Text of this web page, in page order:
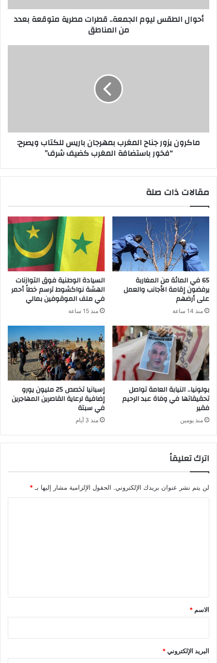
ر
أحوال الطقس ليوم الجمعة.. قطرات مطرية متوقعة بعدد
من المناطق
ماكرون يزور جناح المغرب بمهرجان باريس للكتاب ويصرح:
“فخور باستضافة المغرب كضيف شرف”
مقالات ذات صلة
65 في المائة من المغاربة
يرفضون إقامة الأجانب والعمل
على أرضهم
منذ 14 ساعة
السيادة الوطنية فوق التوازنات
الهشة نواكشوط ترسم خطاً أحمر
في ملف الموقوفين بمالي
منذ 15 ساعة
بولونيا.. النيابة العامة تواصل
تحقيقاتها في وفاة عبد الرحيم
فقير
منذ يومين
إسبانيا تخصص 25 مليون يورو
إضافية لرعاية القاصرين المهاجرين
في سبتة
منذ 3 أيام
اترك تعليقاً
لن يتم نشر عنوان بريدك الإلكتروني. الحقول الإلزامية مشار إليها بـ *
*
الاسم *
البريد الإلكتروني*